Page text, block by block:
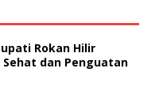
Rokan Hilir
Sehat dan Penguatan